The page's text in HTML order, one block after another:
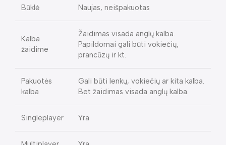
Būklė Naujas, neišpakuotas
Kalba
žaidime
Žaidimas visada anglų kalba.
Papildomai gali būti vokiečių,
prancūzų ir kt.
Pakuotės
kalba
Gali būti lenkų, vokiečių ar kita kalba.
Bet žaidimas visada anglų kalba.
Singleplayer Yra